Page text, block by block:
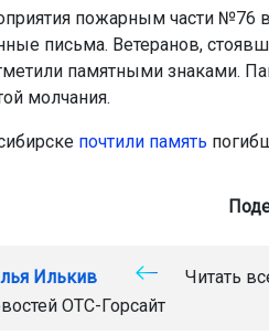
пожарным части №76
письма. Ветеранов,
памятными знаками.
молчания.
почтили память
Илькив
Читать
ОТС-Горсайт